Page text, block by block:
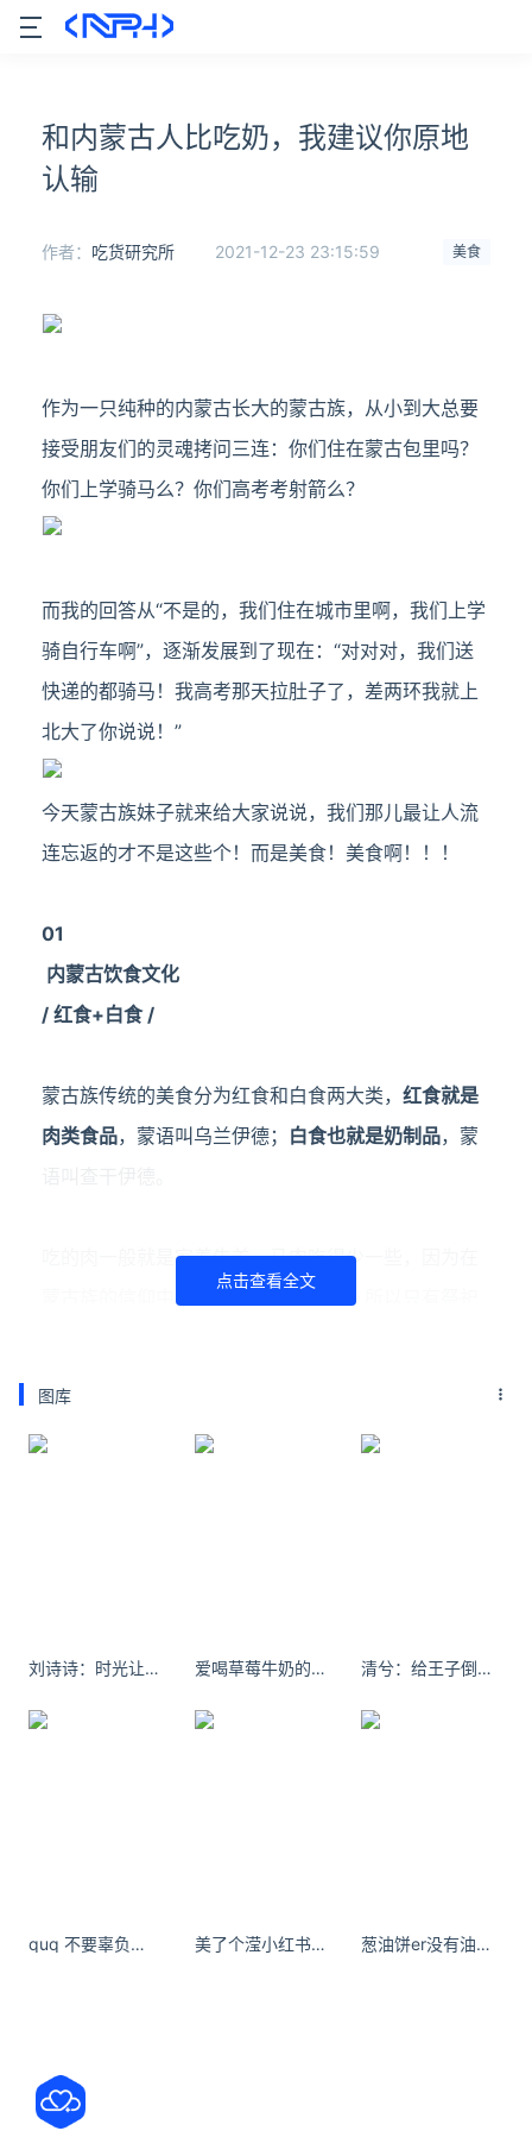
和内蒙古人比吃奶，我建议你原地
认输
美食
作者： 吃货研究所 2021-12-23 23:15:59
作为一只纯种的内蒙古长大的蒙古族，从小到大总要
接受朋友们的灵魂拷问三连：你们住在蒙古包里吗？
你们上学骑马么？你们高考考射箭么？
而我的回答从“不是的，我们住在城市里啊，我们上学
骑自行车啊”，逐渐发展到了现在：“对对对，我们送
快递的都骑马！我高考那天拉肚子了，差两环我就上
北大了你说说！”
今天蒙古族妹子就来给大家说说，我们那儿最让人流
连忘返的才不是这些个！而是美食！美食啊！！！
01
内蒙古饮食文化
/ 红食+白食 /
蒙古族传统的美食分为红食和白食两大类， 红食就是
肉类食品，蒙语叫乌兰伊德； 白食也就是奶制品，蒙
一般就是家养牛羊，马肉吃得少一些，因为在
蒙古族的信仰中马是比较尊贵的动物，所以只有祭祀
篇就不赘述了。
蒙古族吃饭的节奏，基本从早上开始就是奶，一天三
Wang
制成奶制品。说到内蒙古的奶制品，心灵手巧的蒙古
点击查看全文
图库
刘诗诗：时光让我们相聚，时光却也让我们分离。 爱喝草莓牛奶的ki 世间最可证明的因果；你付出多少努力，就必有多少收获。 清兮：给王子倒一杯卡布奇洛
quq 不要辜负好天气 #约拍 #室内写真 #美女 美了个滢小红书微密圈全套精选系列作品资源 葱油饼er没有油画雕塑音乐诗歌以及各种自然美所引起的情感